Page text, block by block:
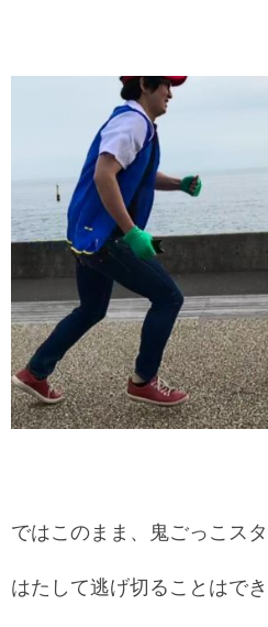
ではこのまま、鬼ごっこス
はたして逃げ切ることはでき